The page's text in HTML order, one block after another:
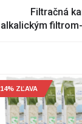
Filtračná
alkalickým
14% ZĽAVA